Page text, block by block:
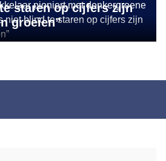
staren op cijfers zijn
groeien”